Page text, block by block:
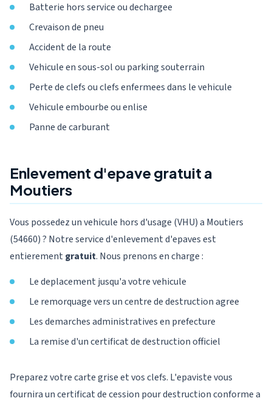
Batterie hors service ou dechargee
Crevaison de pneu
Accident de la route
Vehicule en sous-sol ou parking souterrain
Perte de clefs ou clefs enfermees dans le vehicule
Vehicule embourbe ou enlise
Panne de carburant
Enlevement d'epave gratuit a
Moutiers
Vous possedez un vehicule hors d'usage (VHU) a Moutiers
(54660) ? Notre service d'enlevement d'epaves est
entierement gratuit. Nous prenons en charge :
Le deplacement jusqu'a votre vehicule
Le remorquage vers un centre de destruction agree
Les demarches administratives en prefecture
La remise d'un certificat de destruction officiel
Preparez votre carte grise et vos clefs. L'epaviste vous
fournira un certificat de cession pour destruction conforme a